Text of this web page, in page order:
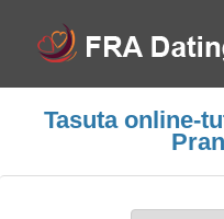
Tasuta online-